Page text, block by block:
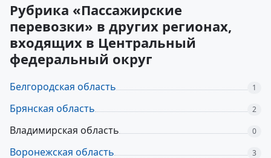
Рубрика «Пассажирские
перевозки» в других регионах,
входящих в Центральный
федеральный округ
Белгородская область 1
Брянская область 2
Владимирская область 0
Воронежская область 3